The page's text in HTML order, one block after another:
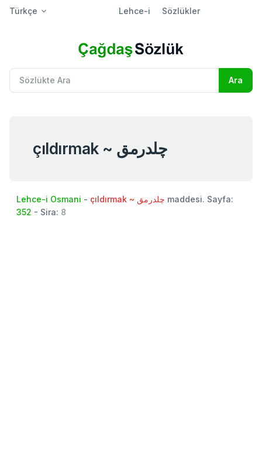
Türkçe Lehce-i Sözlükler
çıldırmak ~ چلدرمق
Lehce-i Osmani - çıldırmak ~ چلدرمق maddesi. Sayfa:
352 - Sira: 8